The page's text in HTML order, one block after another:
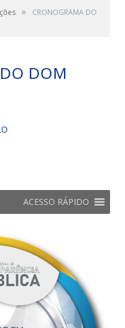
»
CRONOGRAMA DO
DOM
ACESSO RÁPIDO